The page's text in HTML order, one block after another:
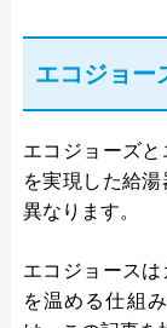
エコジョー
エコジョーズ
を実現した給
異なります。
エコジョース
を温める仕組